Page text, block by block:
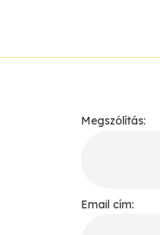
Megszólítás:
Email cím: